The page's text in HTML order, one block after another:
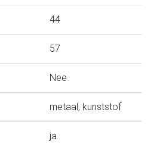
44
57
Nee
metaal, kunststof
ja